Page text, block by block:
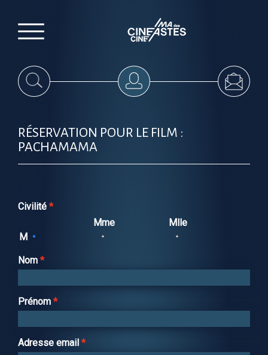
RÉSERVATION POUR LE FILM :
PACHAMAMA
Civilité
M
Mme Mlle
Nom
Prénom
Adresse email